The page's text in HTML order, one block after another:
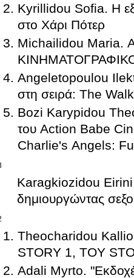
Kyrillidou Sofia. Η
στο Χάρι Πότερ
Michailidou Maria.
Angeletopoulou
στη σειρά: The
Bozi Karypidou
του Action Babe
Charlie's Angels:
Karagkiozidou Eirini.
δημιουργώντας
Theocharidou
STORY 1, TOY
Adali Myrto.